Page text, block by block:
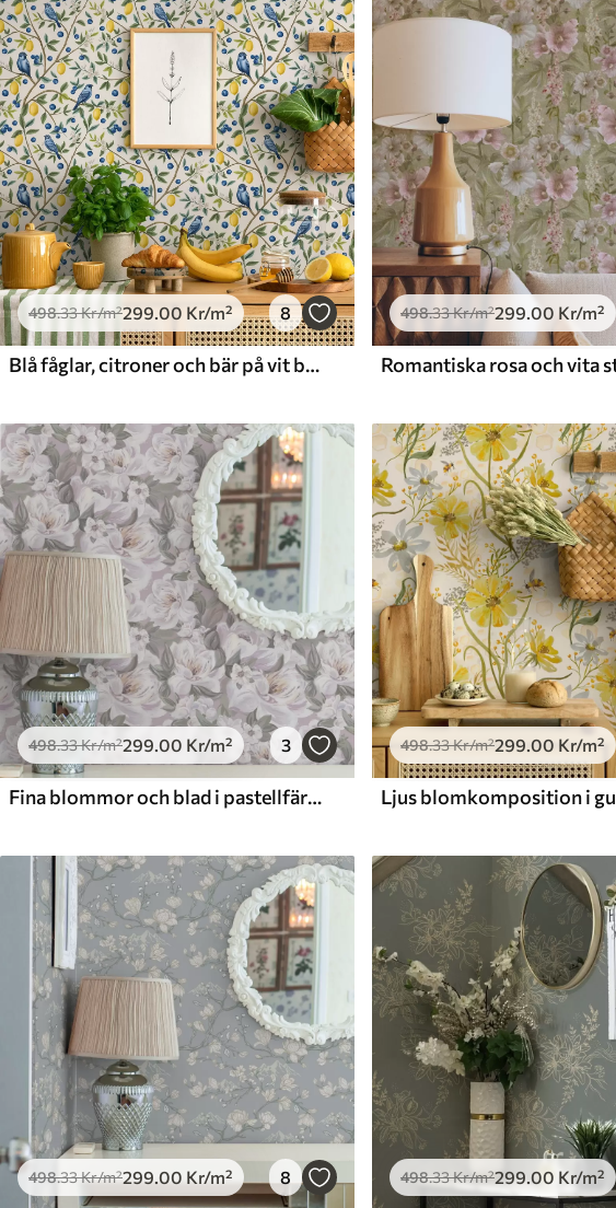
Tillgängliga material
Standard
498.33299 .00Kr
Premium
631.67 725
498.33Kr/m²299.00 Kr/m² 8
Blå fåglar, citroner och bär på vit bakgrund
498.33Kr/m²299.00 Kr/m²
498.33Kr/m²299.00 Kr/m² 3
Fina blommor och blad i pastellfärger
498.33Kr/m²299.00 Kr/m²
Ljus blomkomposition i
498.33Kr/m²299.00 Kr/m² 8 498.33Kr/m²299.00 Kr/m²